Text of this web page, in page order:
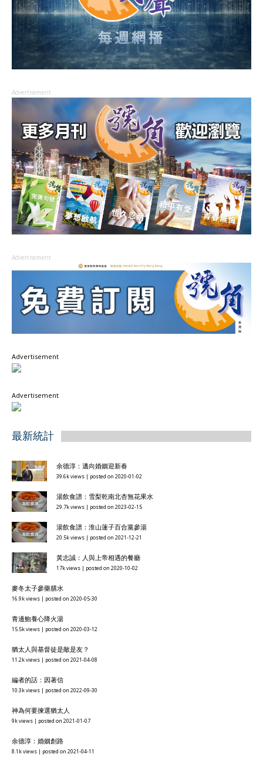
Advertisement
Advertisement
Advertisement
Advertisement
最新統計
余德淳：邁向婚姻迎新春
39.6k views | posted on 2020-01-02
湯飲食譜：雪梨乾南北杏無花果水
29.7k views | posted on 2023-02-15
湯飲食譜：淮山蓮子百合黨參湯
20.5k views | posted on 2021-12-21
黃志誠：人與上帝相遇的餐廳
17k views | posted on 2020-10-02
麥冬太子參藥膳水
16.9k views | posted on 2020-05-30
青邊鮑養心降火湯
15.5k views | posted on 2020-03-12
猶太人與基督徒是敵是友？
11.2k views | posted on 2021-04-08
編者的話：因著信
10.3k views | posted on 2022-09-30
神為何要揀選猶太人
9k views | posted on 2021-01-07
余德淳：婚姻創路
8.1k views | posted on 2021-04-11